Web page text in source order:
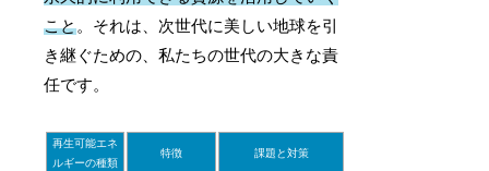
こと。それは、次世代に美しい地球を引
き継ぐための、私たちの世代の大きな責
任です。
再生可能エネ
ルギーの種類
特徴 課題と対策